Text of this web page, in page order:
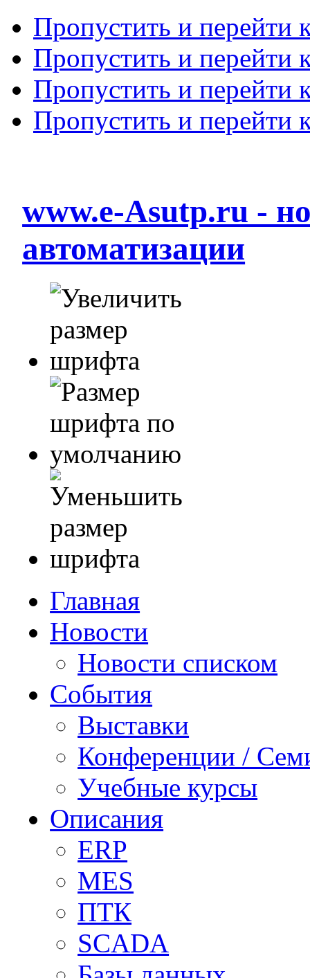
Пропустить и перейти
Пропустить и перейти
Пропустить и перейти
Пропустить и перейти
www.e-Asutp.ru -
автоматизации
Главная
Новости
Новости списком
События
Выставки
Конференции /
Учебные курсы
Описания
ERP
MES
ПТК
SCADA